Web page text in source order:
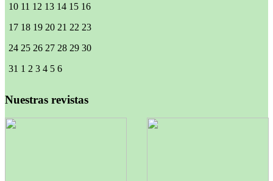
10 11 12 13 14 15 16
17 18 19 20 21 22 23
24 25 26 27 28 29 30
31 1 2 3 4 5 6
Nuestras revistas